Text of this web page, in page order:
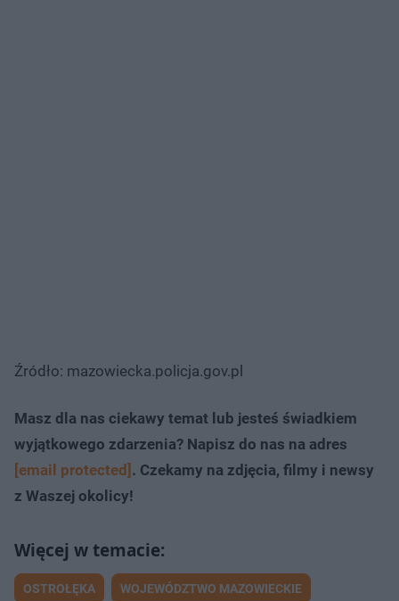
Źródło: mazowiecka.policja.gov.pl
Masz dla nas ciekawy temat lub jesteś świadkiem
wyjątkowego zdarzenia? Napisz do nas na adres
[email protected] . Czekamy na zdjęcia, filmy i newsy
z Waszej okolicy!
OSTROŁĘKA WOJEWÓDZTWO MAZOWIECKIE